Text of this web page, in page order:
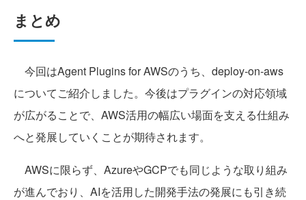
まとめ
今回はAgent Plugins for AWSのうち、deploy-on-aws
についてご紹介しました。今後はプラグインの対応領域
が広がることで、AWS活用の幅広い場面を支える仕組み
へと発展していくことが期待されます。
AWSに限らず、AzureやGCPでも同じような取り組み
が進んでおり、AIを活用した開発手法の発展にも引き続